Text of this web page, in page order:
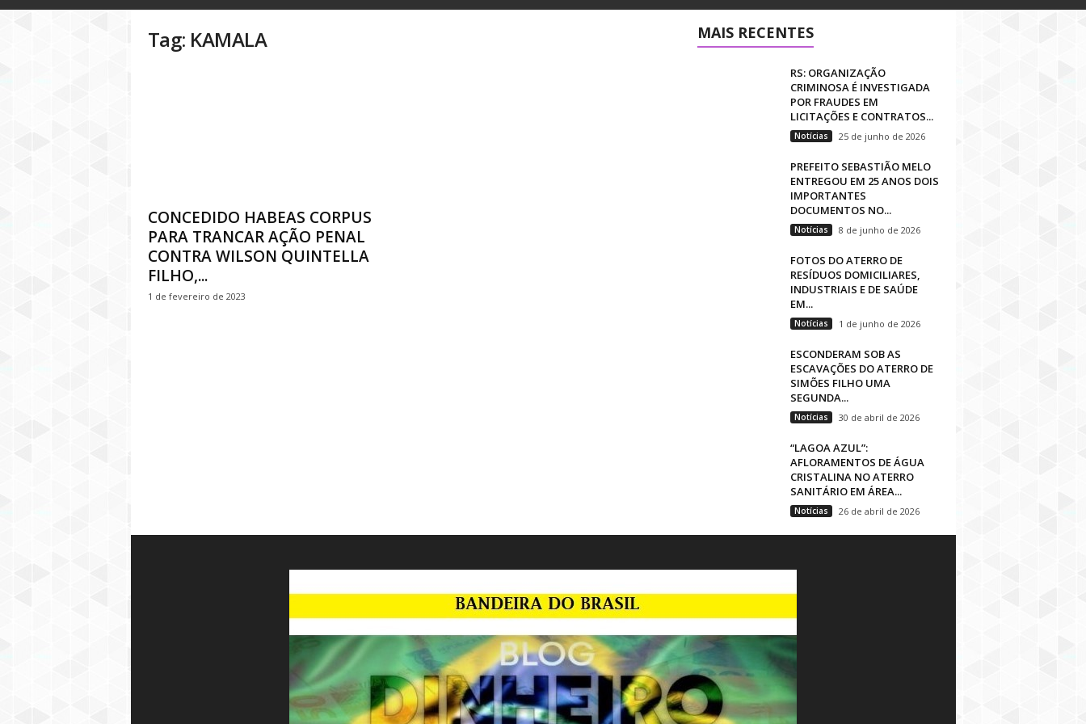
o
Tag: KAMALA
CONCEDIDO HABEAS CORPUS
PARA TRANCAR AÇÃO PENAL
CONTRA WILSON QUINTELLA
FILHO,...
1 de fevereiro de 2023
MAIS RECENTES
RS: ORGANIZAÇÃO
CRIMINOSA É INVESTIGADA
POR FRAUDES EM
LICITAÇÕES E CONTRATOS...
Notícias 25 de junho de 2026
PREFEITO SEBASTIÃO MELO
ENTREGOU EM 25 ANOS DOIS
IMPORTANTES
DOCUMENTOS NO...
Notícias 8 de junho de 2026
FOTOS DO ATERRO DE
RESÍDUOS DOMICILIARES,
INDUSTRIAIS E DE SAÚDE
EM...
Notícias 1 de junho de 2026
ESCONDERAM SOB AS
ESCAVAÇÕES DO ATERRO DE
SIMÕES FILHO UMA
SEGUNDA...
Notícias 30 de abril de 2026
“LAGOA AZUL”:
AFLORAMENTOS DE ÁGUA
CRISTALINA NO ATERRO
SANITÁRIO EM ÁREA...
Notícias 26 de abril de 2026